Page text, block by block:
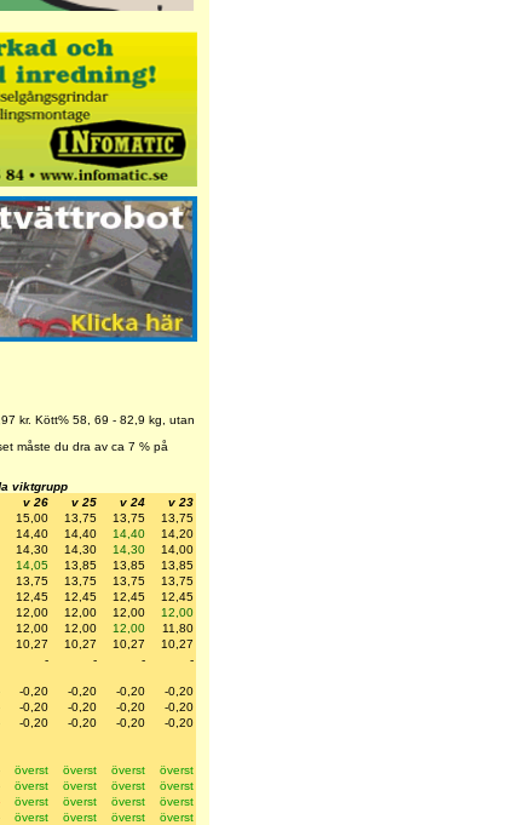
kr. Kött% 58, 69 - 82,9 kg, utan
måste du dra av ca 7 % på
viktgrupp
v 26 v 25 v 24
v 23
15,00 13,75 13,75
13,75
14,40 14,40 14,40
14,20
14,30 14,30 14,30
14,00
14,05 13,85 13,85
13,85
13,75 13,75 13,75
13,75
12,45 12,45 12,45
12,45
12,00 12,00 12,00
12,00
12,00 12,00 12,00
11,80
10,27 10,27 10,27
10,27
- - -
-
-0,20 -0,20 -0,20
-0,20
-0,20 -0,20 -0,20
-0,20
-0,20 -0,20 -0,20
-0,20
överst överst överst
överst
överst överst överst
överst
överst överst överst
överst
överst överst överst
överst